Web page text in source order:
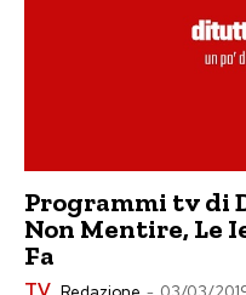
Programmi tv di
Non Mentire, Le
Fa